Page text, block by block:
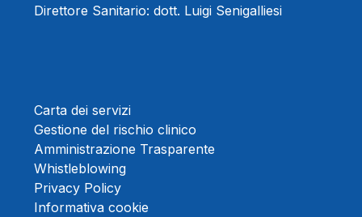
Direttore Sanitario: dott. Luigi Senigalliesi
Carta dei servizi
Gestione del rischio clinico
Amministrazione Trasparente
Whistleblowing
Privacy Policy
Informativa cookie